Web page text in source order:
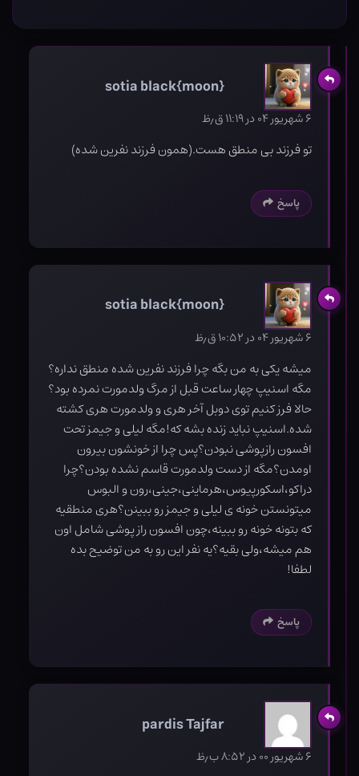
sotia black{moon}
۶ شهریور ۰۴ در ۱۱:۱۹ ق٫ظ
تو فرزند بی منطق هست.(همون فرزند نفرین شده)
پاسخ
sotia black{moon}
۶ شهریور ۰۴ در ۱۰:۵۲ ق٫ظ
میشه یکی به من بگه چرا فرزند نفرین شده منطق نداره؟
مگه اسنیپ چهار ساعت قبل از مرگ ولدمورت نمرده بود؟
حالا فرز کنیم توی دوبل آخر هری و ولدمورت هری کشته
شده.اسنیپ نباید زنده بشه که!مگه لیلی و جیمز تحت
افسون رازپوشی نبودن؟پس چرا از خونشون بیرون
اومدن؟مگه از دست ولدمورت قاسم نشده بودن؟چرا
دراکو،اسکورپیوس،هرماینی،جینی،رون و البوس
میتونستن خونه ی لیلی و جیمز رو ببینن؟هری منطقیه
که بتونه خونه رو ببینه،چون افسون راز پوشی شامل اون
هم میشه،ولی بقیه؟یه نفر این رو به من توضیح بده
لطفا!
پاسخ
pardis Tajfar
۶ شهریور ۰۰ در ۸:۵۲ ب٫ظ